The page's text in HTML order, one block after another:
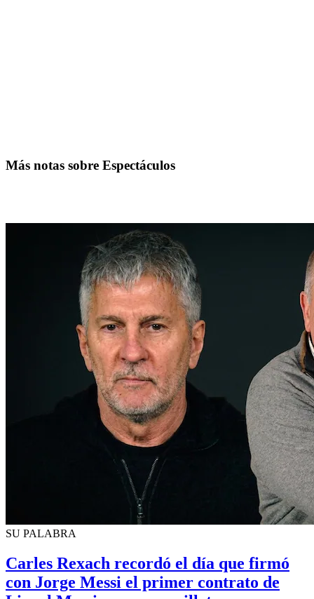
Más notas sobre Espectáculos
SU PALABRA
Carles Rexach recordó el día que firmó
con Jorge Messi el primer contrato de